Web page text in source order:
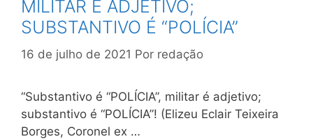
MILITAR É ADJETIVO;
SUBSTANTIVO É “POLÍCIA”
16 de julho de 2021 Por redação
“Substantivo é “POLÍCIA”, militar é adjetivo;
substantivo é “POLÍCIA”! (Elizeu Eclair Teixeira
Borges, Coronel ex …